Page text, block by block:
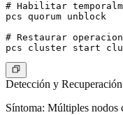
# Habilitar
pcs quorum unblock
# Restaurar
Detección y
Síntoma: Múltiples nodos